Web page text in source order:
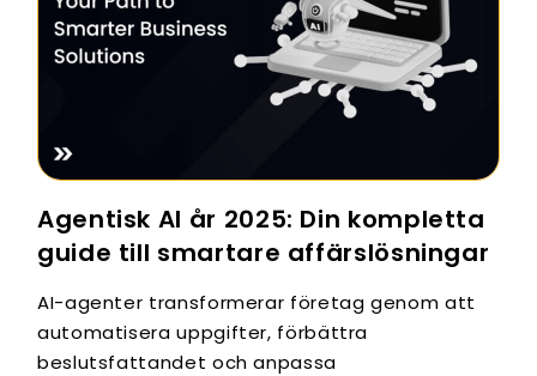
Agentisk AI år 2025: Din kompletta
guide till smartare affärslösningar
AI-agenter transformerar företag genom att
automatisera uppgifter, förbättra
beslutsfattandet och anpassa